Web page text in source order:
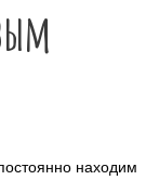
находим